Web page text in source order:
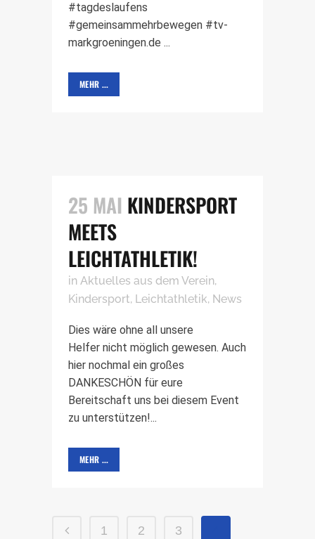
#tagdeslaufens
#gemeinsammehrbewegen #tv-
markgroeningen.de ...
MEHR ...
25 MAI KINDERSPORT
MEETS
LEICHTATHLETIK!
in Aktuelles aus dem Verein,
Kindersport, Leichtathletik, News
Dies wäre ohne all unsere
Helfer nicht möglich gewesen. Auch
hier nochmal ein großes
DANKESCHÖN für eure
Bereitschaft uns bei diesem Event
zu unterstützen!...
MEHR ...
1 2 3